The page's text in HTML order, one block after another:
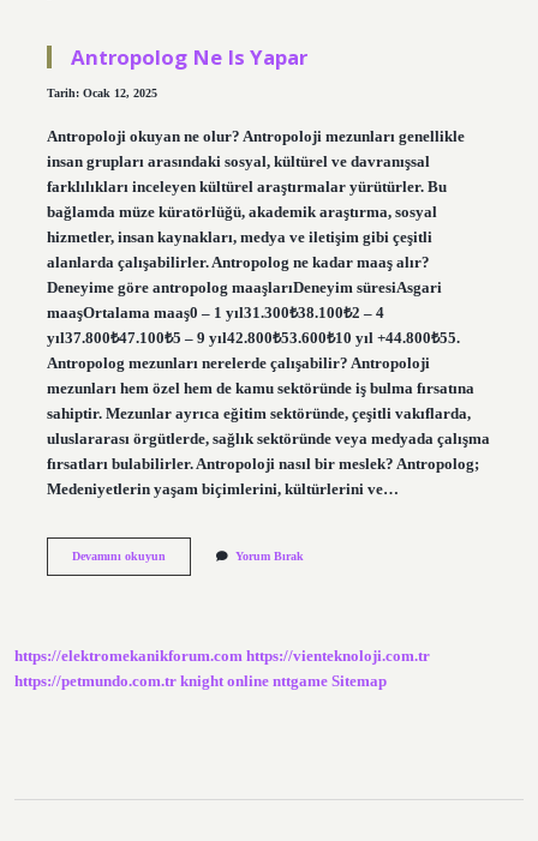
Antropolog Ne Is Yapar
Tarih: Ocak 12, 2025
Antropoloji okuyan ne olur? Antropoloji mezunları genellikle
insan grupları arasındaki sosyal, kültürel ve davranışsal
farklılıkları inceleyen kültürel araştırmalar yürütürler. Bu
bağlamda müze küratörlüğü, akademik araştırma, sosyal
hizmetler, insan kaynakları, medya ve iletişim gibi çeşitli
alanlarda çalışabilirler. Antropolog ne kadar maaş alır?
Deneyime göre antropolog maaşlarıDeneyim süresiAsgari
maaşOrtalama maaş0 – 1 yıl31.300₺38.100₺2 – 4
yıl37.800₺47.100₺5 – 9 yıl42.800₺53.600₺10 yıl +44.800₺55.
Antropolog mezunları nerelerde çalışabilir? Antropoloji
mezunları hem özel hem de kamu sektöründe iş bulma fırsatına
sahiptir. Mezunlar ayrıca eğitim sektöründe, çeşitli vakıflarda,
uluslararası örgütlerde, sağlık sektöründe veya medyada çalışma
fırsatları bulabilirler. Antropoloji nasıl bir meslek? Antropolog;
Medeniyetlerin yaşam biçimlerini, kültürlerini ve…
Devamını okuyunAntropolog
Yorum Bırak
https://elektromekanikforum.com https://vienteknoloji.com.tr
https://petmundo.com.tr knight online nttgame Sitemap